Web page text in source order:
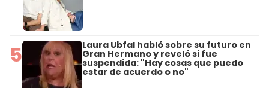
5 Laura Ubfal habló sobre su futuro en
Gran Hermano y reveló si fue
suspendida: "Hay cosas que puedo
estar de acuerdo o no"